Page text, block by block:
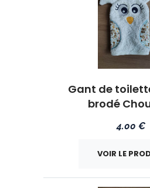
Gant de
brodé
4.00 €
VOIR LE